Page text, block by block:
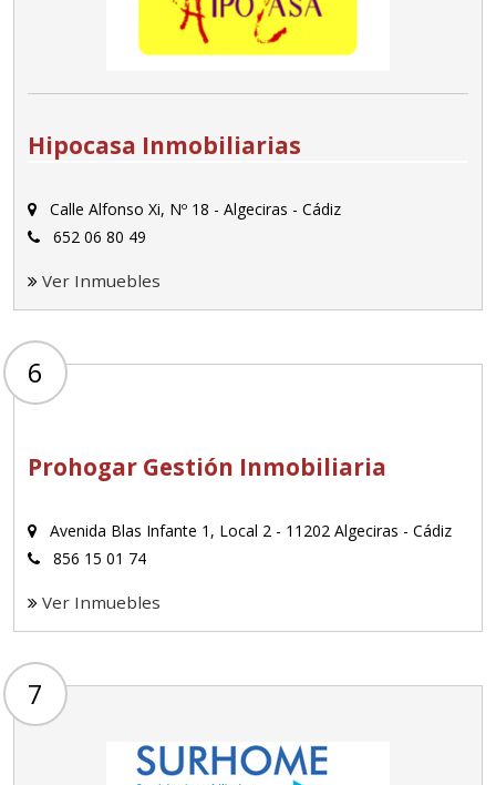
Hipocasa Inmobiliarias
Calle Alfonso Xi, Nº 18 - Algeciras - Cádiz
652 06 80 49
Ver Inmuebles
6
Prohogar Gestión Inmobiliaria
Avenida Blas Infante 1, Local 2 - 11202 Algeciras - Cádiz
856 15 01 74
Ver Inmuebles
7